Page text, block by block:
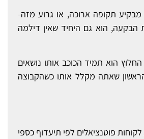
תקופה ארוכה, או גרוע מזה-
הבקעה, הוא גם היחיד שאין דילמה
הוא תמיד הכוכב אותו נושאים
שאתה מקלל אותו כשהקבוצה
פוטנציאלים לפי תיעדוף כספי